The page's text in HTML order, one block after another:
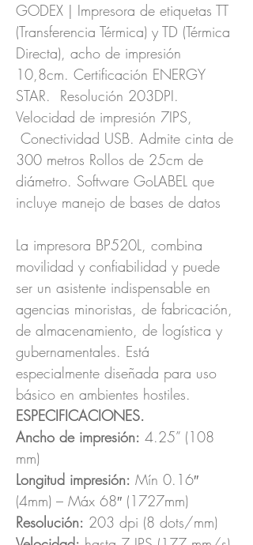
GODEX | Impresora de etiquetas TT
(Transferencia Térmica) y TD (Térmica
Directa), acho de impresión
10,8cm. Certificación ENERGY
STAR. Resolución 203DPI.
Velocidad de impresión 7IPS,
Conectividad USB. Admite cinta de
300 metros Rollos de 25cm de
diámetro. Software GoLABEL que
incluye manejo de bases de datos
La impresora BP520L, combina
movilidad y confiabilidad y puede
ser un asistente indispensable en
agencias minoristas, de fabricación,
de almacenamiento, de logística y
gubernamentales. Está
especialmente diseñada para uso
básico en ambientes hostiles.
ESPECIFICACIONES.
Ancho de impresión: 4.25” (108
mm)
Longitud impresión: Mín 0.16″
(4mm) – Máx 68″ (1727mm)
Resolución: 203 dpi (8 dots/mm)